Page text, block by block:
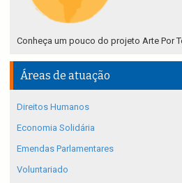
Conheça um pouco do projeto Arte Por
Áreas de atuação
Direitos Humanos
Economia Solidária
Emendas Parlamentares
Voluntariado